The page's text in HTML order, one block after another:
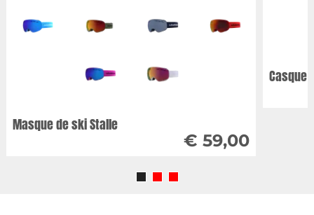
Masque de ski Stalle
€ 59,00
Casque